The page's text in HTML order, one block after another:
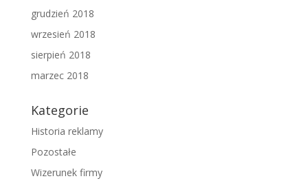
grudzień 2018
wrzesień 2018
sierpień 2018
marzec 2018
Kategorie
Historia reklamy
Pozostałe
Wizerunek firmy